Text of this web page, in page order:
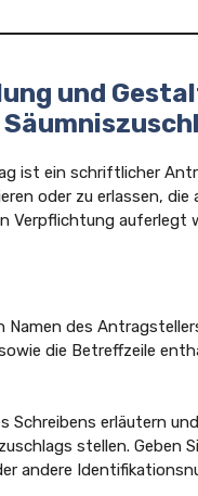
und
ist ein schriftlicher
oder zu erlassen,
Verpflichtung auferlegt
Namen des
die Betreffzeile
Schreibens erläutern
stellen. Geben
andere